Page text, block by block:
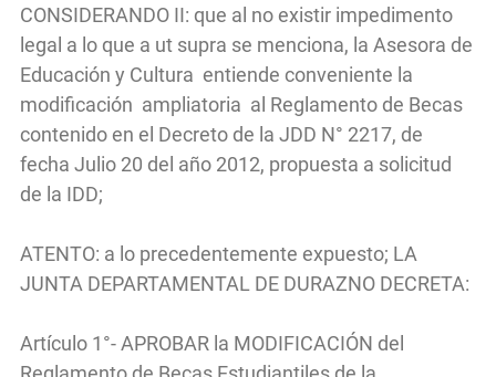
CONSIDERANDO II: que al no existir impedimento
legal a lo que a ut supra se menciona, la Asesora de
Educación y Cultura entiende conveniente la
modificación ampliatoria al Reglamento de Becas
contenido en el Decreto de la JDD N° 2217, de
fecha Julio 20 del año 2012, propuesta a solicitud
de la IDD;
ATENTO: a lo precedentemente expuesto; LA
JUNTA DEPARTAMENTAL DE DURAZNO DECRETA:
Artículo 1°- APROBAR la MODIFICACIÓN del